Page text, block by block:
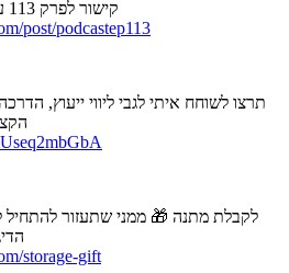
קישור לפרק 113 על לוגיקת תיקיות: השיטה שלי
post/podcastep113
תרצו לשוחח איתי לגבי ליווי ייעוץ,
לקבלת מתנה 🎁 ממני שתעזור
storage-gift